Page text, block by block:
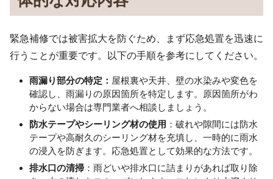
緊急補修では被害拡大を防ぐため、まず応急処置を迅速に
行うことが重要です。以下の手順を参考にしてください。
雨漏り部分の特定： 屋根裏や天井、壁の水染みや変色を
確認し、雨漏りの原因箇所を特定します。原因箇所がわ
からない場合は専門業者へ相談しましょう。
防水テープやシーリング材の使用 ：破れや隙間には防水
テープや高耐久のシーリング材を充填し、一時的に雨水
の浸入を防ぎます。応急処置として効果的な方法です。
排水口の清掃 ：雨どいや排水口に詰まりがあれば取り除